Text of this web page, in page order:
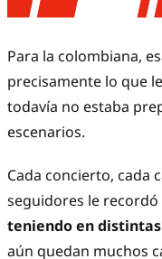
Para la colombiana,
precisamente lo que
todavía no estaba
escenarios.
Cada concierto, cada
seguidores le
teniendo en
aún quedan muchos